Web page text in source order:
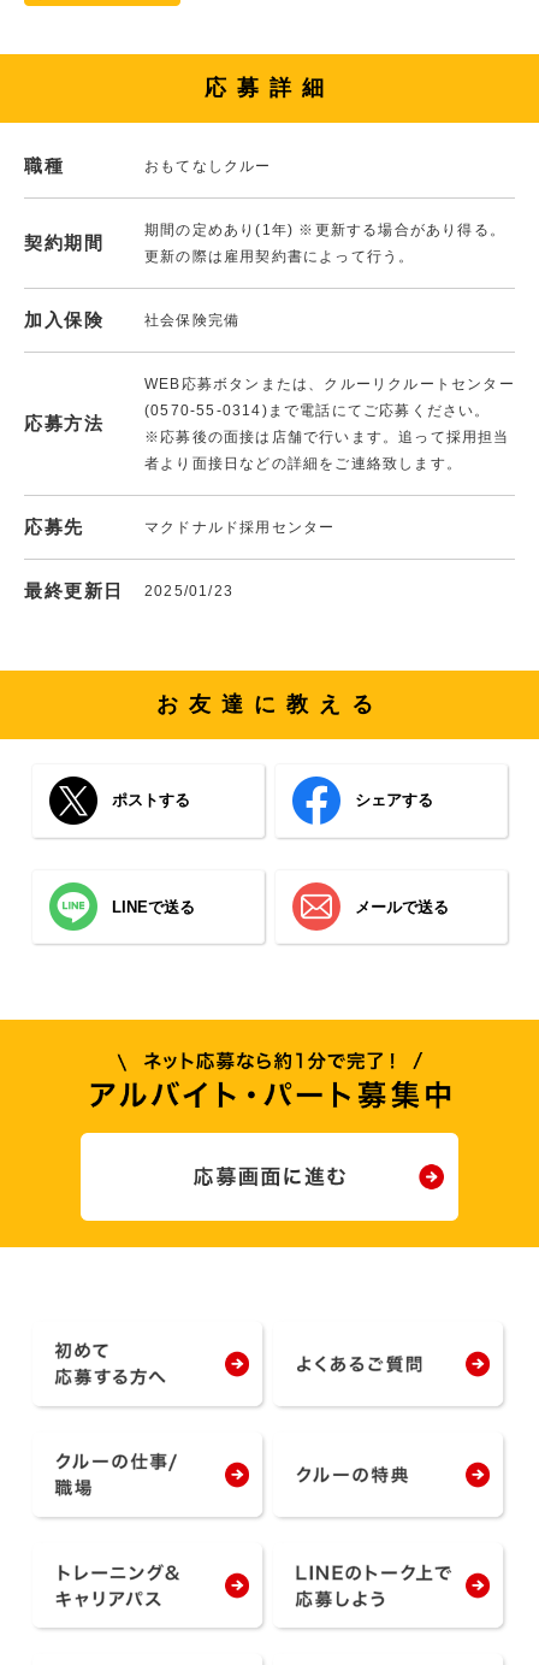
応募詳細
職種 おもてなしクルー
契約期間
期間の定めあり(1年) ※更新する場合があり得る。
更新の際は雇用契約書によって行う。
加入保険 社会保険完備
応募方法
WEB応募ボタンまたは、クルーリクルートセンター
(0570-55-0314)まで電話にてご応募ください。
※応募後の面接は店舗で行います。追って採用担当
者より面接日などの詳細をご連絡致します。
応募先 マクドナルド採用センター
最終更新日 2025/01/23
お友達に教える
ポストする シェアする
LINEで送る メールで送る